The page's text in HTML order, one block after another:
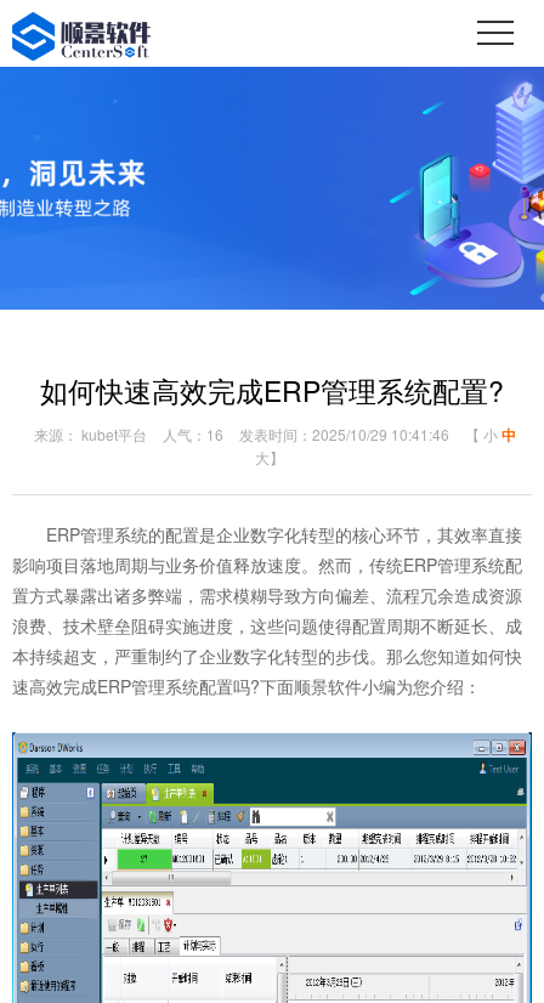
如何快速高效完成ERP管理系统配置?
来源： kubet平台 人气：16 发表时间：2025/10/29 10:41:46 【 小中
大】
ERP管理系统的配置是企业数字化转型的核心环节，其效率直接
影响项目落地周期与业务价值释放速度。然而，传统ERP管理系统配
置方式暴露出诸多弊端，需求模糊导致方向偏差、流程冗余造成资源
浪费、技术壁垒阻碍实施进度，这些问题使得配置周期不断延长、成
本持续超支，严重制约了企业数字化转型的步伐。那么您知道如何快
速高效完成ERP管理系统配置吗?下面顺景软件小编为您介绍：